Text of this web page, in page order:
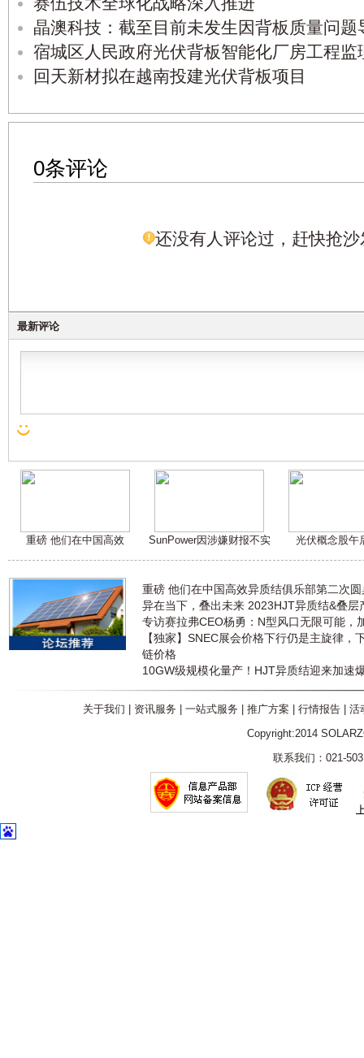
晶澳科技：截至目前未发生因背板质量问题
宿城区人民政府光伏背板智能化厂房工程
回天新材拟在越南投建光伏背板项目
0条评论
还没有人评论过，赶快抢沙
最新评论
重磅 他们在中国高效 SunPower因涉嫌财报不实 光伏概念股午
重磅 他们在中国高效异质结俱乐部第二次
异在当下，叠出未来 2023HJT异质结&叠层
专访赛拉弗CEO杨勇：N型风口无限可能，
【独家】SNEC展会价格下行仍是主旋律，
链价格
10GW级规模化量产！HJT异质结迎来加速
关于我们 资讯服务 一站式服务 推广方案 行情报告| 活
Copyright:2014
联系我们：021-